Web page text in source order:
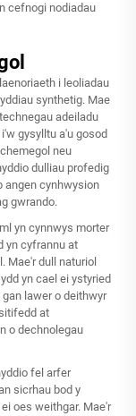
cefnogi nodiadau
i leoliadau
synthetig. Mae
adeiladu
gysylltu a'u gosod
neu
dulliau profedig
angen cynhwysion
gwrando.
yn cynnwys morter
yn cyfrannu at
Mae'r dull naturiol
yn cael ei ystyried
lawer o deithwyr
at
o dechnolegau
fel arfer
sicrhau bod y
oes weithgar. Mae'r